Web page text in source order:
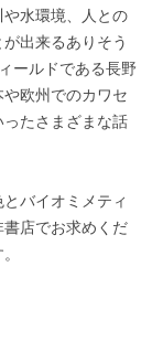
水環境、人との
出来るありそう
ールドである長野
欧州でのカワセ
たさまざまな話
バイオミメティ
店でお求めくだ